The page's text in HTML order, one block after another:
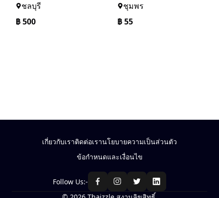
ชลบุรี
฿500
ชุมพร
฿55
เกี่ยวกับเราติดต่อเรานโยบายความเป็นส่วนตัว
ข้อกำหนดและเงื่อนไข
Follow Us:-